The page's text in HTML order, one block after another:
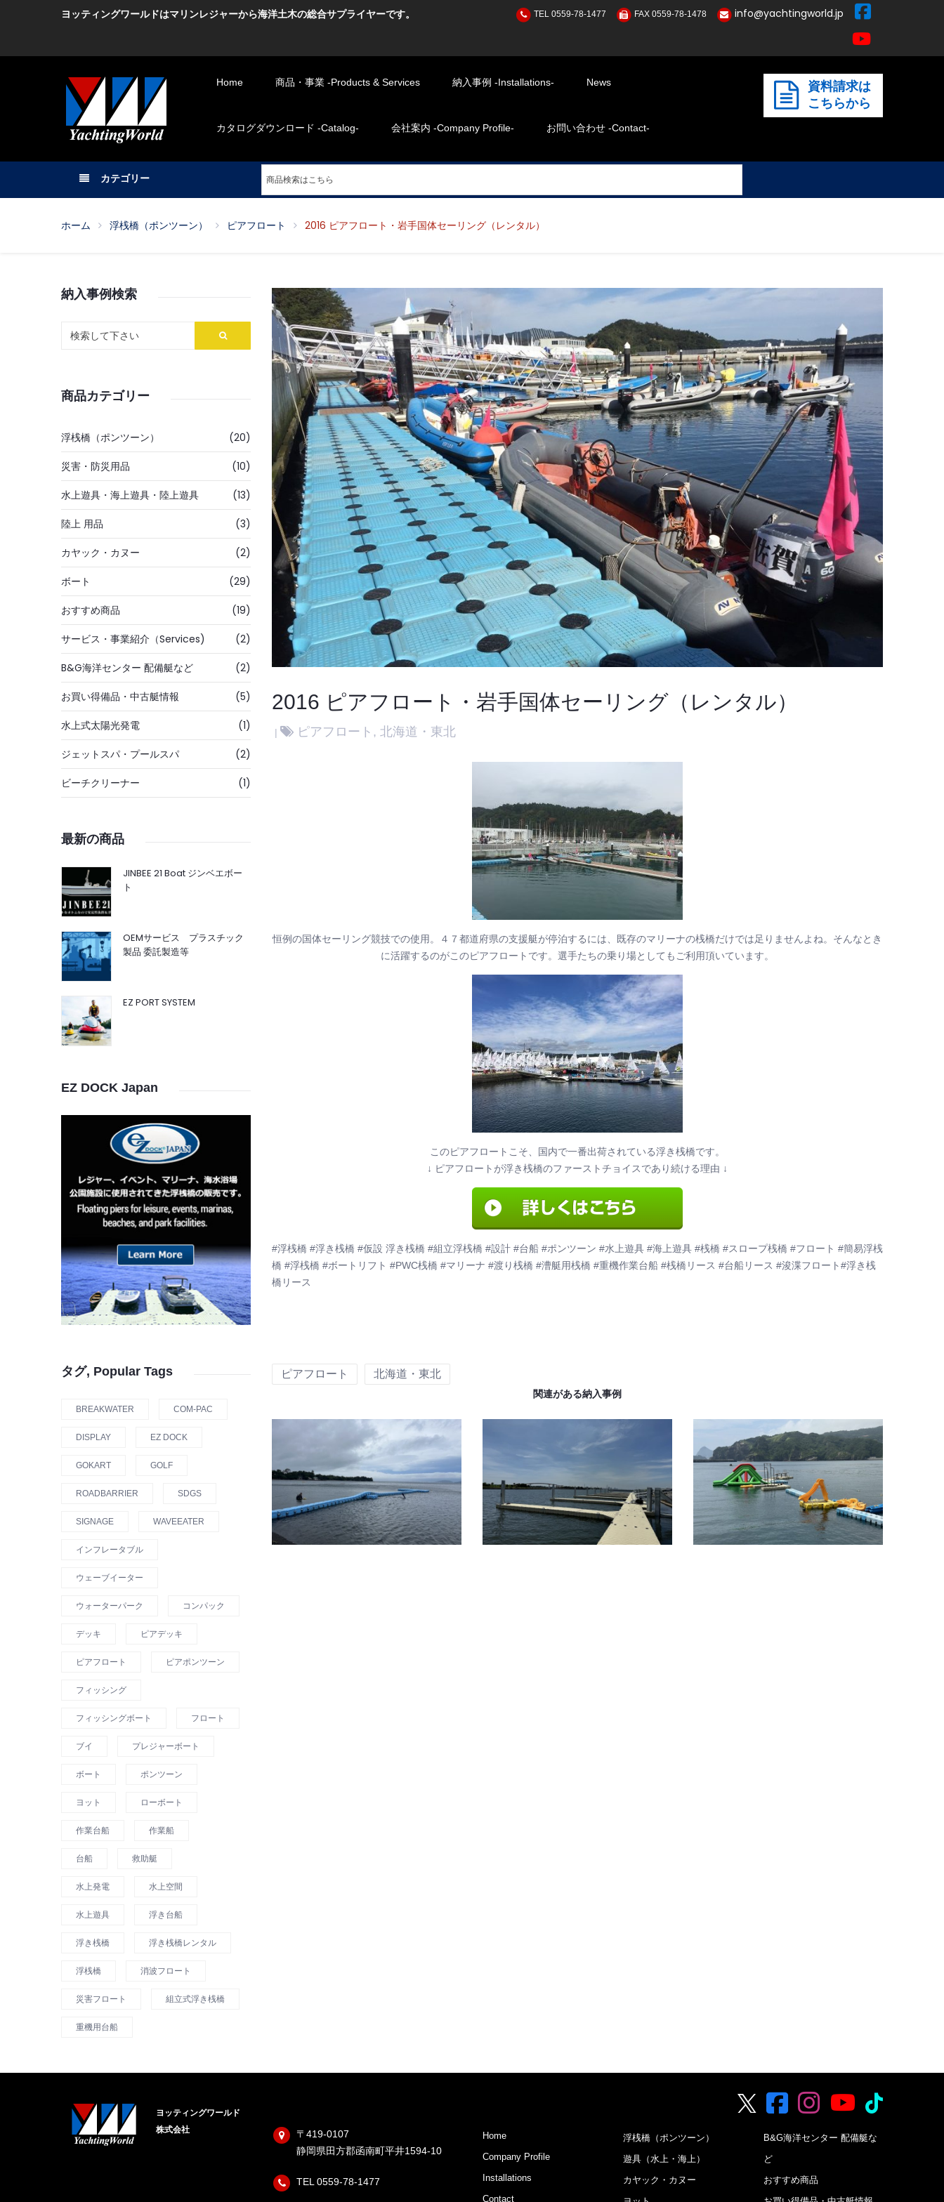
ヨッティングワールドはマリンレジャーから海洋土木の総合サプライヤーです。 TEL 0559-78-1477 FAX 0559-78-1478 info@yachtingworld.jp
Home 商品・事業 -Products & Services 納入事例 -Installations- News
カタログダウンロード -Catalog- 会社案内 -Company Profile- お問い合わせ -Contact-
資料請求は
こちらから
カテゴリー
ホーム 浮桟橋（ポンツーン） ピアフロート 2016 ピアフロート・岩手国体セーリング（レンタル）
納入事例検索
商品カテゴリー
浮桟橋（ポンツーン） (20)
災害・防災用品 (10)
水上遊具・海上遊具・陸上遊具 (13)
陸上 用品 (3)
カヤック・カヌー (2)
ボート (29)
おすすめ商品 (19)
サービス・事業紹介（Services) (2)
B&G海洋センター 配備艇など (2)
お買い得備品・中古艇情報 (5)
水上式太陽光発電 (1)
ジェットスパ・プールスパ (2)
ビーチクリーナー (1)
最新の商品
JINBEE 21 Boat ジンベエボー
ト
OEMサービス プラスチック
製品 委託製造等
EZ PORT SYSTEM
EZ DOCK Japan
タグ, Popular Tags
BREAKWATER COM-PAC
DISPLAY EZ DOCK
GOKART GOLF
ROADBARRIER SDGS
SIGNAGE WAVEEATER
インフレータブル
ウェーブイーター
ウォーターパーク コンパック
デッキ ピアデッキ
ピアフロート ピアポンツーン
フィッシング
フィッシングボート フロート
ブイ プレジャーボート
ボート ポンツーン
ヨット ローボート
作業台船 作業船
台船 救助艇
水上発電 水上空間
水上遊具 浮き台船
浮き桟橋 浮き桟橋レンタル
浮桟橋 消波フロート
災害フロート 組立式浮き桟橋
重機用台船
2016 ピアフロート・岩手国体セーリング（レンタル）
ピアフロート , 北海道・東北
恒例の国体セーリング競技での使用。４７都道府県の支援艇が停泊するには、既存のマリーナの桟橋だけでは足りませんよね。そんなとき
に活躍するのがこのピアフロートです。選手たちの乗り場としてもご利用頂いています。
このピアフロートこそ、国内で一番出荷されている浮き桟橋です。
↓ ピアフロートが浮き桟橋のファーストチョイスであり続ける理由 ↓
#浮桟橋 #浮き桟橋 #仮設 浮き桟橋 #組立浮桟橋 #設計 #台船 #ポンツーン #水上遊具 #海上遊具 #桟橋 #スロープ桟橋 #フロート #簡易浮桟
橋 #浮桟橋 #ボートリフト #PWC桟橋 #マリーナ #渡り桟橋 #漕艇用桟橋 #重機作業台船 #桟橋リース #台船リース #浚渫フロート#浮き桟
橋リース
ピアフロート 北海道・東北
関連がある納入事例
ヨッティングワールド
株式会社
〒419-0107
静岡県田方郡函南町平井1594-10
TEL 0559-78-1477
Home
Company Profile
Installations
Contact
浮桟橋（ポンツーン）
遊具（水上・海上）
カヤック・カヌー
B&G海洋センター 配備艇な
ど
おすすめ商品